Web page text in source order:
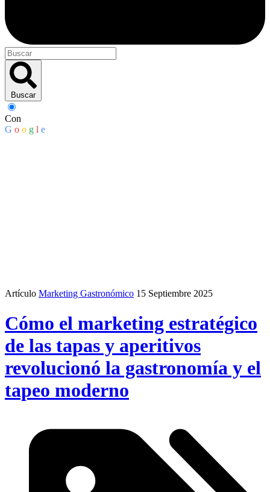
Buscar
Con
G o o g l e
Artículo Marketing Gastronómico 15 Septiembre 2025
Cómo el marketing estratégico
de las tapas y aperitivos
revolucionó la gastronomía y el
tapeo moderno